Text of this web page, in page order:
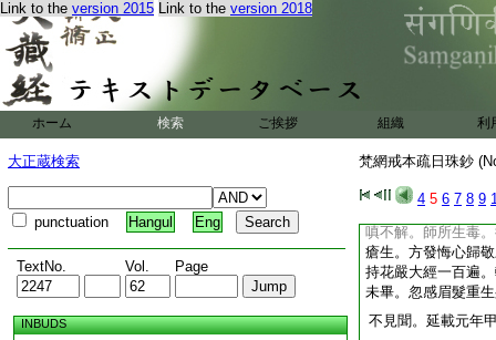
Link to the version 2015 Link to the version 2018
ホーム 検索 ご挨拶 組織 利
大正蔵検索
punctuation Hangul Eng
TextNo. Vol. Page
INBUDS
梵網戒本疏日珠鈔
4 5 6 7 8 9
云。屬奘師
義潤文。見識不同
大師文明等年。與
元年。歳四十八。
郊迎。至同二年辛
嚴。説法之次議及
嗔不解。師所生毒
瘡生。方發悔心歸
持花嚴大經一百遍
未畢。忽感眉髮重
不見聞。延載元年